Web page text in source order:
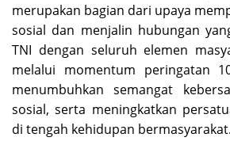
merupakan bagian dari upaya
sosial dan menjalin hubungan
TNI dengan seluruh elemen
melalui momentum peringatan
menumbuhkan semangat
sosial, serta meningkatkan
di tengah kehidupan bermasyarakat.